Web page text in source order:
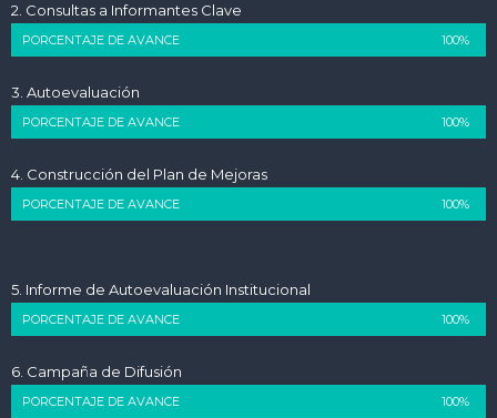
2. Consultas a Informantes Clave
PORCENTAJE DE AVANCE 100%
3. Autoevaluación
PORCENTAJE DE AVANCE 100%
4. Construcción del Plan de Mejoras
PORCENTAJE DE AVANCE 100%
5. Informe de Autoevaluación Institucional
PORCENTAJE DE AVANCE 100%
6. Campaña de Difusión
PORCENTAJE DE AVANCE 100%